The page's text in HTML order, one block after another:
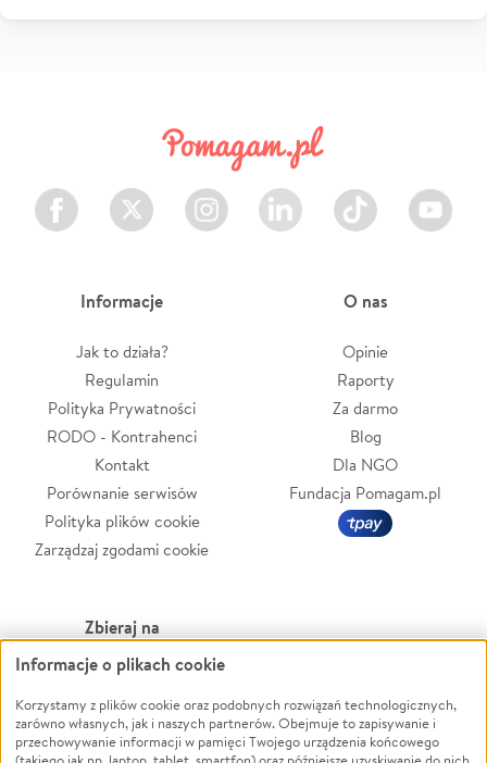
Facebook Twitter Instagram LinkedIn TikTok Youtube
Informacje
Jak to działa?
Regulamin
Polityka Prywatności
RODO - Kontrahenci
Kontakt
Porównanie serwisów
Polityka plików cookie
Zarządzaj zgodami cookie
O nas
Opinie
Raporty
Za darmo
Blog
Dla NGO
Fundacja Pomagam.pl
Zbieraj na
Leczenie
Zwierzęta
Pożar
Powódź
Wichura
Informacje o plikach cookie
Korzystamy z plików cookie oraz podobnych rozwiązań technologicznych,
zarówno własnych, jak i naszych partnerów. Obejmuje to zapisywanie i
przechowywanie informacji w pamięci Twojego urządzenia końcowego